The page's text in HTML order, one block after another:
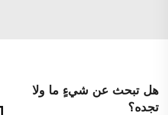
هل تبحث عن شيءٍ ما ولا
تجده؟